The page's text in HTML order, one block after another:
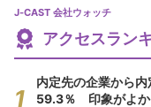
J-CAST 会社ウォッチ
アクセスラン
内定先の企業から
59.3％ 印象がよか